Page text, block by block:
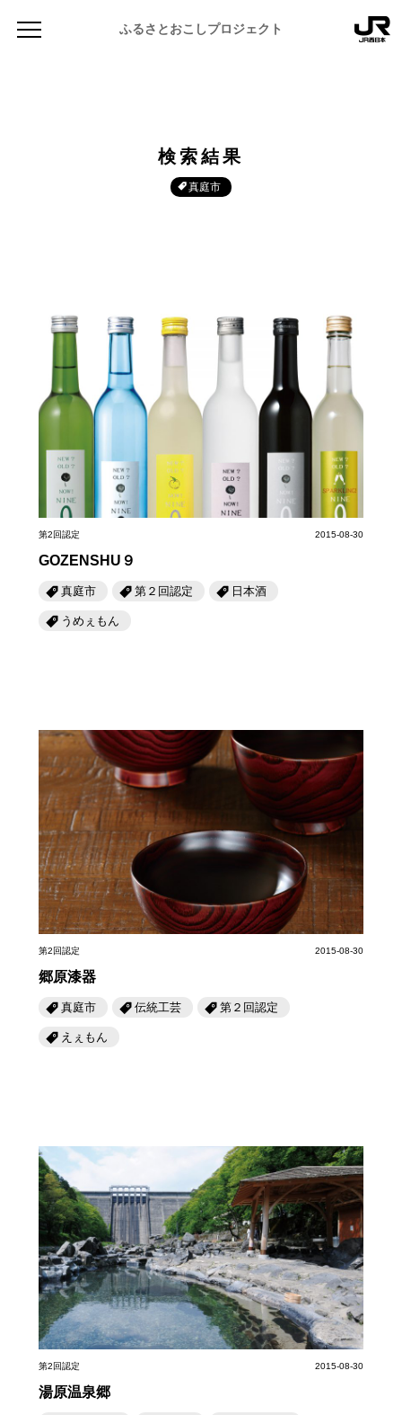
ふるさとおこしプロジェクト
ふるさと図鑑
ふるさと文庫
人・もの・こと
あの駅この駅
JR PREMIUM SELECT SETOUCHI
JR西日本グループのおみやげ開発
岡山海苔シリーズ
岡山育ちのアイスバー
せとうちのおいしいシリーズ
生スフレ ふわり～ぬ
せとうちの果実 チューハイ
CATALOG
ふるさとあっ晴れ認定
ふるさとあっ晴れ認定
カテゴリー・タグ・キーワードから探す
第8回 岡山市 第7回 美作市/西粟倉村/奈義町/勝央町
第6回 瀬戸内市/備前市/和気町/赤磐市 津山市/鏡野町/吉備中央町/久米南町/美咲町
第4回 倉敷市/玉野市/浅口市/里庄町 第3回 尾道市/福山市/笠岡市/府中市
第2回 真庭市/新庄村 新見市/高梁市/総社市/井原市/矢掛町
TRAIN
観光列車
Urara
ABOUT
ふるさとおこしプロジェクトとは
検索結果
真庭市
第2回認定 2015-08-30
GOZENSHU９
真庭市 第２回認定 日本酒
うめぇもん
第2回認定 2015-08-30
郷原漆器
真庭市 伝統工芸 第２回認定
えぇもん
第2回認定 2015-08-30
湯原温泉郷